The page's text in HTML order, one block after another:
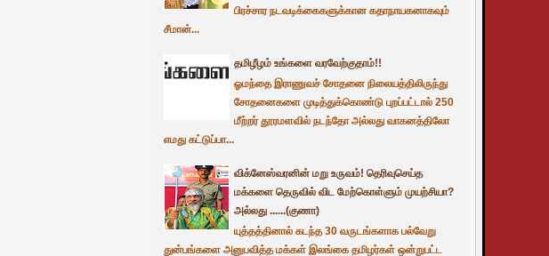
பிரச்சார நடவடிக்கைகளுக்கான கதாநாயகனாகவும்
சீமான்...
தமிழீழம் உங்களை வரவேற்குதாம்!!
ஓமந்தை இராணுவச் சோதனை நிலையத்திலிருந்து
சோதனைகளை முடித்துக்கொண்டு புறப்பட்டால் 250
மீற்றர் தூரமளவில் நடந்தோ அல்லது வாகனத்திலோ
எமது கட்டுப்பா...
விக்னேஸ்வரனின் மறு உருவம்! தெரிவுசெய்த
மக்களை தெருவில் விட மேற்கொள்ளும் முயற்சியா?
அல்லது ......(குணா)
யுத்தத்தினால் கடந்த 30 வருடங்களாக பல்வேறு
துன்பங்களை அனுபவித்த மக்கள் இலங்கை தமிழர்கள் ஒன்றுபட்ட